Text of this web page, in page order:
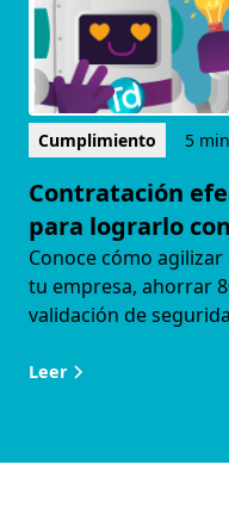
Cumplimiento 5
Contratación
para lograrlo
Conoce cómo
tu empresa, ahorrar
validación de
Leer